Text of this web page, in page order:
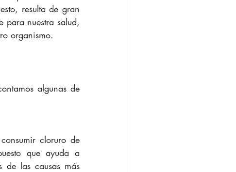
resulta de gran
para nuestra salud,
organismo.
algunas de
cloruro de
que ayuda a
de las causas más